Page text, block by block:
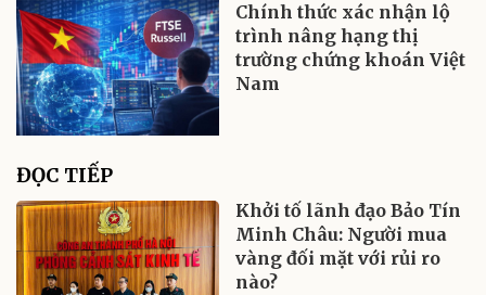
Chính thức xác nhận lộ
trình nâng hạng thị
trường chứng khoán Việt
Nam
ĐỌC TIẾP
Khởi tố lãnh đạo Bảo Tín
Minh Châu: Người mua
vàng đối mặt với rủi ro
nào?